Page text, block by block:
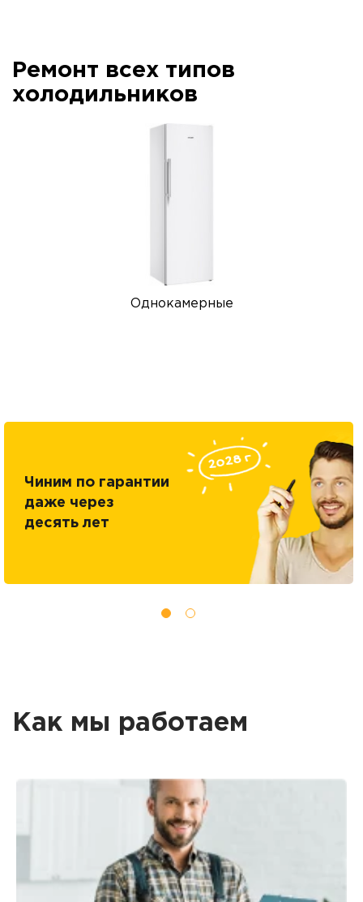
Ремонт всех типов
холодильников
Однокамерные
Чиним по гарантии
даже через
десять лет
Как мы работаем